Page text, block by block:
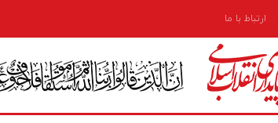
ارتباط با ما